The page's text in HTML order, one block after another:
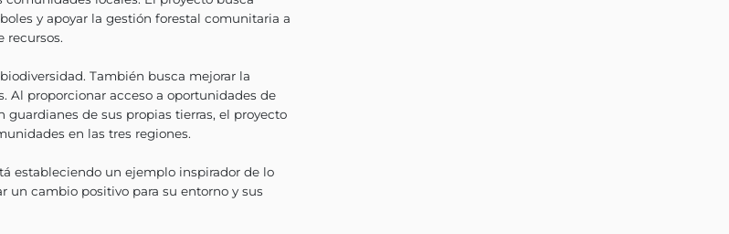
que abarca cuatro regiones de México: los estados de
de Yucatán. Su objetivo es promover la gestión forestal
y empoderar a las comunidades locales. El proyecto busca